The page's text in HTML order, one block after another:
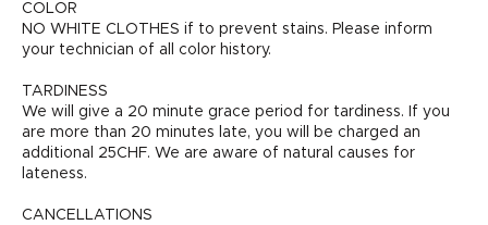
COLOR
NO WHITE CLOTHES if to prevent stains. Please inform
your technician of all color history.
TARDINESS
We will give a 20 minute grace period for tardiness. If you
are more than 20 minutes late, you will be charged an
additional 25CHF. We are aware of natural causes for
lateness.
CANCELLATIONS